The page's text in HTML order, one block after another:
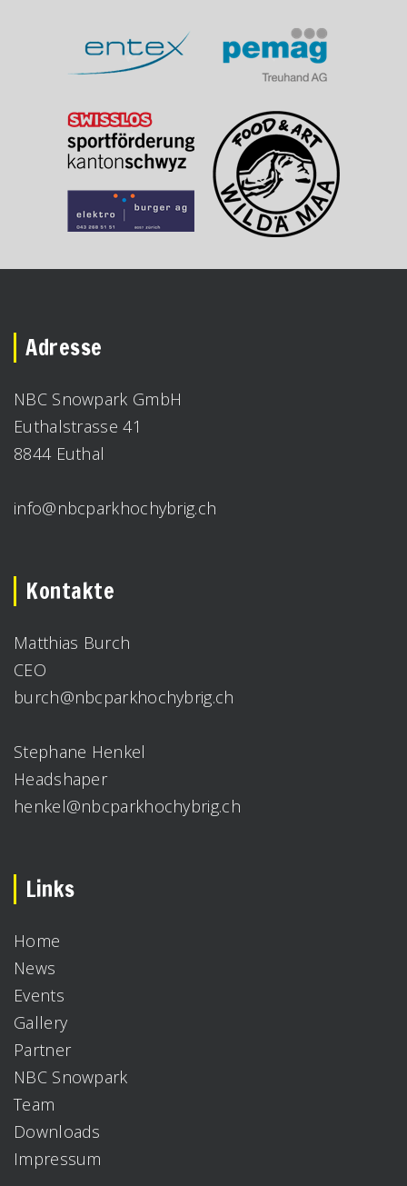
Adresse
NBC Snowpark GmbH
Euthalstrasse 41
8844 Euthal
info@nbcparkhochybrig.ch
Kontakte
Matthias Burch
CEO
burch@nbcparkhochybrig.ch
Stephane Henkel
Headshaper
henkel@nbcparkhochybrig.ch
Links
Home
News
Events
Gallery
Partner
NBC Snowpark
Team
Downloads
Impressum